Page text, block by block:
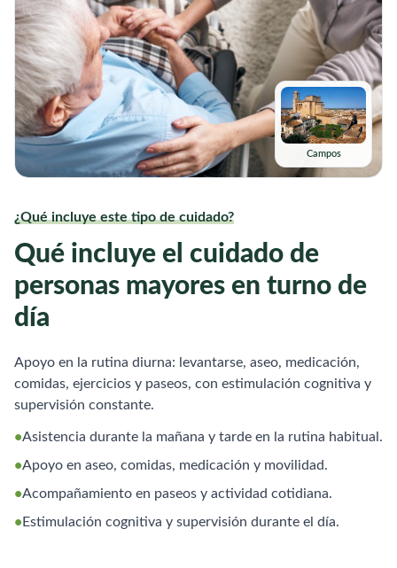
Campos
¿Qué incluye este tipo de cuidado?
Qué incluye el cuidado de
personas mayores en turno de
día
Apoyo en la rutina diurna: levantarse, aseo, medicación,
comidas, ejercicios y paseos, con estimulación cognitiva y
supervisión constante.
•Asistencia durante la mañana y tarde en la rutina habitual.
•Apoyo en aseo, comidas, medicación y movilidad.
•Acompañamiento en paseos y actividad cotidiana.
• Estimulación cognitiva y supervisión durante el día.